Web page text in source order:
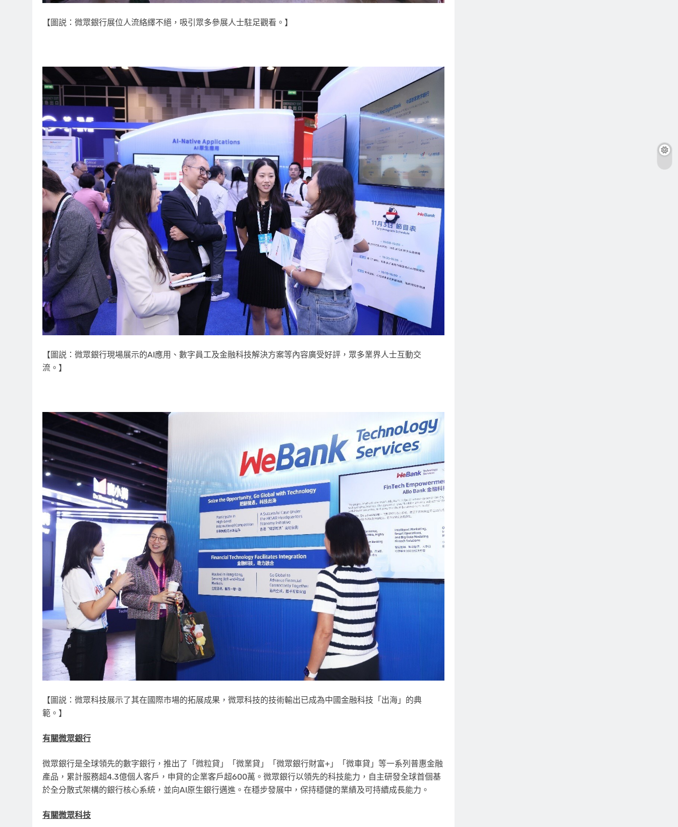
【圖説：微眾銀行展位人流絡繹不絕，吸引眾多參展人士駐足觀看。】
【圖説：微眾銀行現場展示的AI應用、數字員工及金融科技解決方案等內容廣受好評，眾多業界人士互動交
流。】
【圖説：微眾科技展示了其在國際市場的拓展成果，微眾科技的技術輸出已成為中國金融科技「出海」的典
範。】
有關微眾銀行
微眾銀行是全球領先的數字銀行，推出了「微粒貸」「微業貸」「微眾銀行財富+」「微車貸」等一系列普惠金融
產品，累計服務超4.3億個人客戶，申貸的企業客戶超600萬。微眾銀行以領先的科技能力，自主研發全球首個基
於全分散式架構的銀行核心系統，並向AI原生銀行邁進。在穩步發展中，保持穩健的業績及可持續成長能力。
有關微眾科技